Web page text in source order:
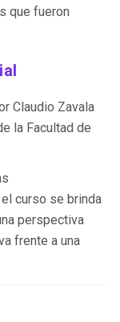
que fueron
Claudio Zavala
la Facultad de
curso se brinda
perspectiva
frente a una